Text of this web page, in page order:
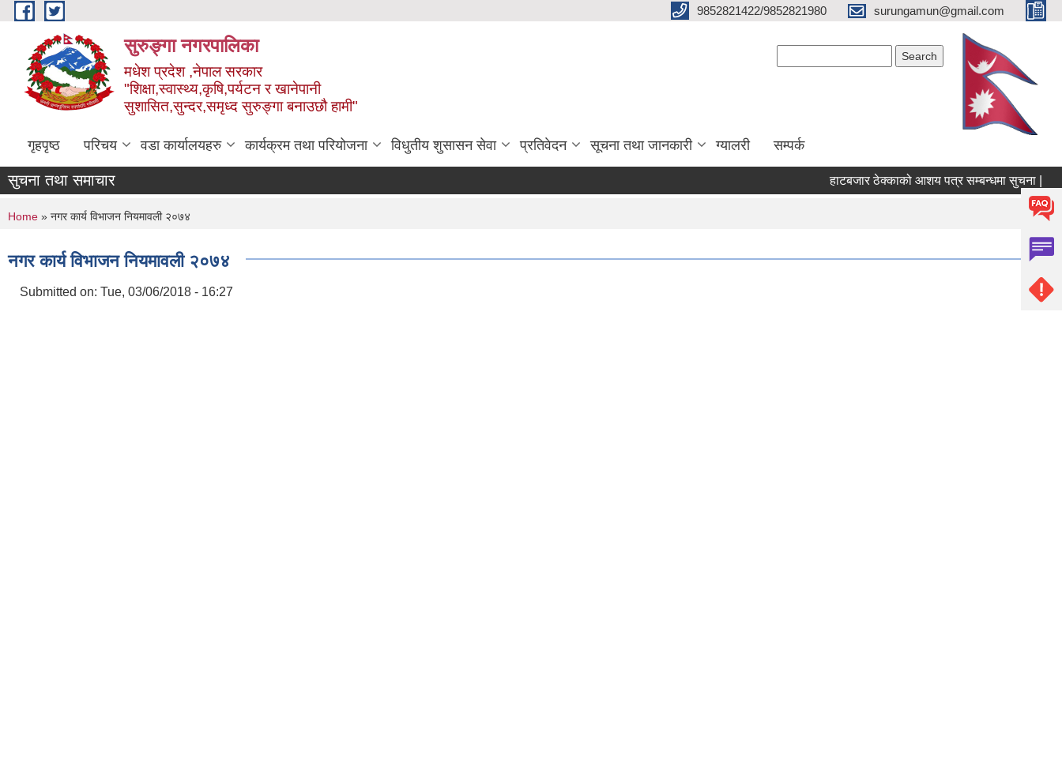
Skip to main content 9852821422/9852821980 surungamun@gmail.com
सुरुङ्‍गा नगरपालिका
मधेश प्रदेश ,नेपाल सरकार
"शिक्षा,स्वास्थ्य,कृषि,पर्यटन र खानेपानी
सुशासित,सुन्दर,समृध्द सुरुङ्गा बनाउछौ हामी"
गृहपृष्ठ परिचय वडा कार्यालयहरु कार्यक्रम तथा परियोजना विधुतीय शुसासन सेवा प्रतिवेदन सूचना तथा जानकारी ग्यालरी सम्पर्क
सुचना तथा समाचार हाटबजार ठेक्काको आशय पत्र सम्बन्धमा सुचना |
You are here
Home » नगर कार्य विभाजन नियमावली २०७४
नगर कार्य विभाजन नियमावली २०७४
Submitted on: Tue, 03/06/2018 - 16:27